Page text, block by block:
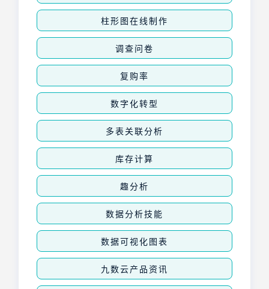
柱形图在线制作
调查问卷
复购率
数字化转型
多表关联分析
库存计算
趣分析
数据分析技能
数据可视化图表
九数云产品资讯